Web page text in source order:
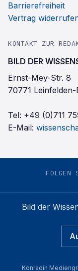
Barrierefreiheit
Vertrag
KONTAKT ZUR
BILD DER
Ernst-Mey-Str. 8
70771
Tel: +49 (0)711
E-Mail:
FOLGEN
Bild der
Konradin